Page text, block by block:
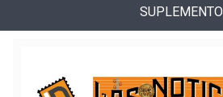
SUPLEMENTO